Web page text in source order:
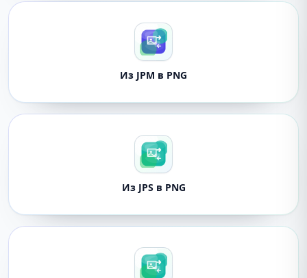
Из JPM в PNG
Из JPS в PNG